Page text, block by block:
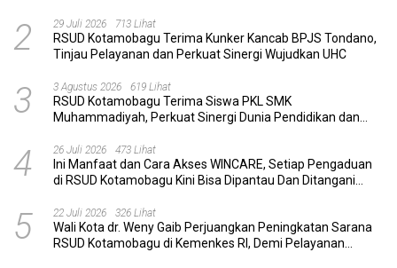
2 29 Juli 2026 713 Lihat
RSUD Kotamobagu Terima Kunker Kancab BPJS Tondano,
Tinjau Pelayanan dan Perkuat Sinergi Wujudkan UHC
3 3 Agustus 2026 619 Lihat
RSUD Kotamobagu Terima Siswa PKL SMK
Muhammadiyah, Perkuat Sinergi Dunia Pendidikan dan
4 26 Juli 2026 473 Lihat
Ini Manfaat dan Cara Akses WINCARE, Setiap Pengaduan
di RSUD Kotamobagu Kini Bisa Dipantau Dan Ditangani
5 22 Juli 2026 326 Lihat
Wali Kota dr. Weny Gaib Perjuangkan Peningkatan Sarana
RSUD Kotamobagu di Kemenkes RI, Demi Pelayanan